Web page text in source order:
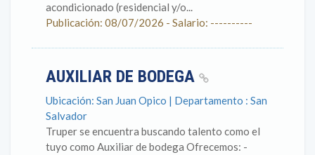
acondicionado (residencial y/o...
Publicación: 08/07/2026 - Salario: ----------
AUXILIAR DE BODEGA
Ubicación: San Juan Opico | Departamento : San
Salvador
Truper se encuentra buscando talento como el
tuyo como Auxiliar de bodega Ofrecemos: -